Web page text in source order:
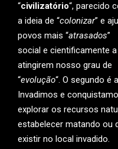
“civilizatório“, parecido
a ideia de “colonizar” e
povos mais “atrasados”
social e cientificamente a
atingirem nosso grau de
“evolução“. O segundo é
Invadimos e
explorar os recursos
estabelecer matando ou
existir no local invadido.